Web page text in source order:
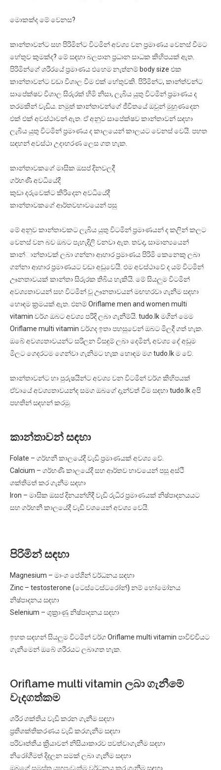
මොකක්ද මේ වෙනස?
කාන්තාවන්ට සහ පිරිමින්ට විටමින් අවශ්‍ය වන ප්‍රමාණය වෙනස් වීමට
හේතුව කුමක්ද? මේ සඳහා බලපාන ප්‍රධාන සාධක කිහිපයක් ඇත.
පිරිමින්ගේ ශරීරයේ ප්‍රමාණය එහෙම නැත්නම් body size එක
කාන්තාවන්ට වඩා විශාල වීම එක් හේතුවකි. පිරිමින්ට, කාන්ත්වන්ට
සාපේක්ෂව විශාල සිරුරක් හිමි නිසා, ලැබිය යුතු විටමින් ප්‍රමාණය ද
තරමකින් වැඩිය. නමුත් කාන්තාවන්ගේ ජීවිතයේ ඔවුන් මුහුණදෙන
එක් එක් අවස්ථාවන් ඇත. ඒ අනුව සාපේක්ෂව කාන්තාවන් සඳහා
ලැබිය යුතු විටමින් ප්‍රමාණය ද කාලයෙන් කාලයට වෙනස් වෙයි. පහත
සඳහන් අවස්ථා උදාහරණ ලෙස ගත හැක.
කාන්තාවකගේ මාසික ඔසප් දිනවලදී
ගර්භණී අවධියේදී
කුඩා දරුවෙක්ට කිරිදෙන අවධියේදී
කාන්තාවකගේ ආර්තවභාවයෙන් පසු
මේ අනුව කාන්තාවකට ලැබිය යුතු විටමින් ප්‍රමාණයන් ද කලින් කලට
වෙනස් වන බව ඔබට පැහැදිලි වනවා ඇත. තවද, සාමාන්‍යයෙන්
කාන්ාන්තාවක් ලබා ගන්නා ආහාර ප්‍රමාණය පිරිමි කෙනෙකු ලබා
ගන්නා ආහාර ප්‍රමාණයට වඩා අඩුවෙයි. එම අවස්ථාවේ ද යම් විටමින්
ඌනතාවයක් කාන්තා සිරුරක තිබිය හැකියි. මේ සියලුම විටමින්
අවශ්‍යතාවයන් සහ විටමින් වූ ඌනතාවයන් මඟහරවා ගැනීම සඳහා
හොඳම ක්‍රමයක් ඇත. එනම් Oriflame men and women multi
vitamin වර්ග ඔබට අවශ්‍ය පරිදි ලබා ගැනීම්යි. tudo.lk මගින් මෙම
Oriflame multi vitamin වර්ගද ඉතා පහසුවෙන් ඔබට මිලදී ගත් හැක.
ඔබේ අවශ්‍යතාවයන්ට සරිලන විසඳුම් ලබා දෙමින්, අවශ්‍ය දේ අඩුම
මිලට ගෙදරටම ගෙන්වා ගැනිමට හැක හොඳම මග tudo.lk ම වේ.
කාන්තාවන්ට හා පුරුෂයින්ට අවශ්‍ය වන විටමින් වර්ග කිහිපයක්
ඒවායේ අවශ්‍යතාවයන්ද සමග ඔබගේ දැන්වත් වීම සඳහා tudo.lk අපි
පහතින් සඳහන් කරමු.
කාන්තාවන් සඳහා
Folate – ගර්භනී කාලයේදී වැඩි ප්‍රමාණයක් අවශ්‍ය වේ.
Calcium – ගර්භණී කාලයේදී සහ ආර්තව භාවයෙන් පසු අස්ථි
ශක්තිමත් කර ගැනීම සඳහා
Iron – මාසික ඔසප් දිනයන්හිදී වැඩි රුධිර ප්‍රමාණයක් නිෂ්පාදනයයට
සහ ගර්භනී කාලයේදී වැඩි වශයෙන් අවශ්‍ය වෙයි.
පිරිමින් සඳහා
Magnesium – මාංශ පේශීන් වර්ධනය සඳහා
Zinc – testosterone (ටෙස්ටෙස්ටරෝන්) නම් හෝමෝනය
නිෂ්පාදනය සඳහා
Selenium – ශුක්‍රාණු නිෂ්පාදනය සඳහා
ඉහත සඳහන් සියලුම විටමින් වර්ග Oriflame multi vitamin පාවිච්චියට
ගැනීමෙන් ඔබේ ශරීරයට ලබාගත හැක.
Oriflame multi vitamin ලබා ගැනීමේ
වැදගත්කම
ශරීර ශක්තිය වැඩි කරන ගැනීම සඳහා
ප්‍රතිශක්තිකරණය වැඩි කරගැනීම සඳහා
පරිවෘත්තීය ක්‍රියාවන් නිසියාකාරව පවත්වාගැනීම සඳහා
නිරෝගීමත් දිදුලන සමක් ලබා ගැනීම සඳහා
ඔබගේ සමස්ත යහපැවැත්ම වර්ධනය කර ගැනීම සඳහා